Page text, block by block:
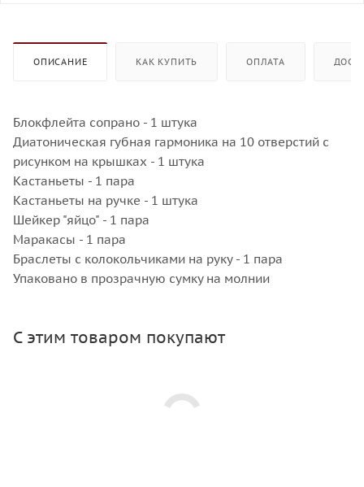
ОПИСАНИЕ КАК КУПИТЬ ОПЛАТА
Блокфлейта сопрано - 1 штука
Диатоническая губная гармоника на 10 отверстий с
рисунком на крышках - 1 штука
Кастаньеты - 1 пара
Кастаньеты на ручке - 1 штука
Шейкер "яйцо" - 1 пара
Маракасы - 1 пара
Браслеты с колокольчиками на руку - 1 пара
Упаковано в прозрачную сумку на молнии
С этим товаром покупают